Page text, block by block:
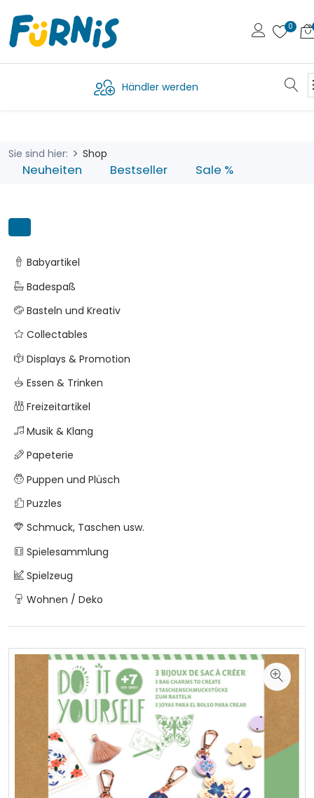
Händler werden
Sie sind hier: Shop
Neuheiten Bestseller Sale %
Babyartikel
Badespaß
Basteln und Kreativ
Collectables
Displays & Promotion
Essen & Trinken
Freizeitartikel
Musik & Klang
Papeterie
Puppen und Plüsch
Puzzles
Schmuck, Taschen usw.
Spielesammlung
Spielzeug
Wohnen / Deko